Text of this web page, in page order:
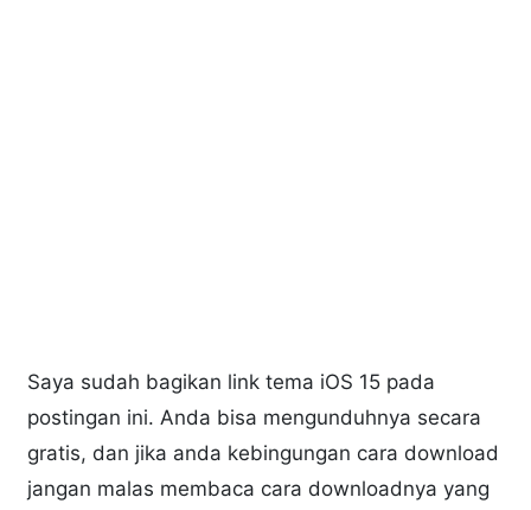
Saya sudah bagikan link tema iOS 15 pada
postingan ini. Anda bisa mengunduhnya secara
gratis, dan jika anda kebingungan cara download
jangan malas membaca cara downloadnya yang